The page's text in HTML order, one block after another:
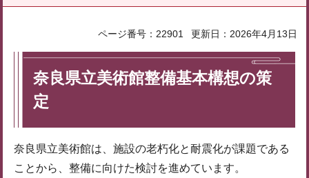
ページ番号：22901 更新日：2026年4月13日
奈良県立美術館整備基本構想の策
定
奈良県立美術館は、施設の老朽化と耐震化が課題である
ことから、整備に向けた検討を進めています。